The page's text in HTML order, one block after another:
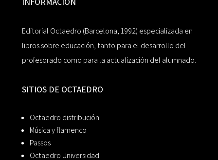
Editorial Octaedro (Barcelona, 1992) especializada en
libros sobre educación, tanto para el desarrollo del
profesorado como para la actualización del alumnado.
SITIOS DE OCTAEDRO
Octaedro distribución
Música y flamenco
Passos
Octaedro Universidad